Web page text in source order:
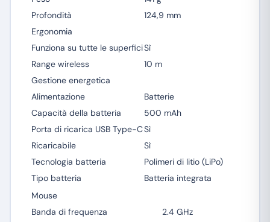
Profondità
124,9 mm
Ergonomia
Funziona su tutte le superficiSì
Range wireless
10 m
Gestione energetica
Alimentazione
Batterie
Capacità della batteria
500 mAh
Porta di ricarica USB Type-CSì
Ricaricabile
Sì
Tecnologia batteria
Polimeri di litio (LiPo)
Tipo batteria
Batteria integrata
Mouse
Banda di frequenza
2.4 GHz